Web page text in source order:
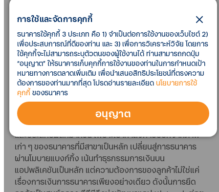
องค์กรเอง จะเป็นการสร้างศักยภาพได้อย่างแท้จริง และ
สามารถปรับเปลี่ยนดิจิทัลโซลูชันต่าง ๆ ได้ตรงกับความ
ต้องการในการดำเนินธุรกิจของธนาคารมากที่สุด ซึ่งหาก
ทำเรื่องดิจิทัลได้ดีจะเป็นตัวช่วยเร่งให้เกิดการ
เปลี่ยนแปลงในส่วนอื่น ๆ เร็วขึ้น ทั้งโมเดลธุรกิจและช่อง
ทางการหารายได้ต่าง ๆ รวมถึงการปรับเปลี่ยนการทำงาน
ไม่ว่าจะเป็นสาขา หรือหน่วยงานส่วนกลาง
“ถ้ามองระยะยาวการทรานส์ฟอร์เมชันจะส่งผลกระทบไป
ไกลถึงพนักงานทุกคนองค์กร รวมถึงการเพิ่มประสิทธิภาพ
และประสิทธิผลที่มากขึ้น เพราะเรากำลังก้าวออกจากภาพ
เก่า ๆ ของธนาคารที่มีสาขาเป็นหลัก เปลี่ยนสู่การธนาคาร
ผ่านโมบายแบงก์กิ้ง เน้นทำธุรกรรมการเงินบน
แอปพลิเคชันเป็นหลัก แต่ความต้องการของลูกค้าไม่ใช่แค่
เรื่องการเงินการธนาคารเพียงอย่างเดียว ดังนั้นการยึด
การใช้และจัดการคุกกี้
ธนาคารใช้คุกกี้ 3 ประเภท คือ 1) จำเป็นต่อการใช้งานของเว็บไซต์ 2)
เพื่อประสบการณ์ที่ดีของท่าน และ 3) เพื่อการวิเคราะห์วิจัย โดยการ
ใช้คุกกี้จะไม่สามารถระบุตัวตนของผู้ใช้งานได้ ท่านสามารถกดปุ่ม
“อนุญาต” ให้ธนาคารเก็บคุกกี้การใช้งานของท่านในการกำหนดเป้า
หมายทางการตลาดเพิ่มเติม เพื่อนำเสนอสิทธิประโยชน์ที่ตรงความ
ต้องการของท่านมากที่สุด โปรดอ่านรายละเอียด นโยบายการใช้
คุกกี้ ของธนาคาร
อนุญาต